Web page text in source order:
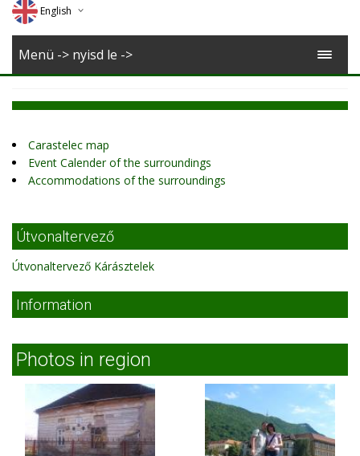
English
Deutsch
Menü -> nyisd le ->
Carastelec map
Event Calender of the surroundings
Accommodations of the surroundings
Útvonaltervező
Útvonaltervező Kárásztelek
Information
Photos in region